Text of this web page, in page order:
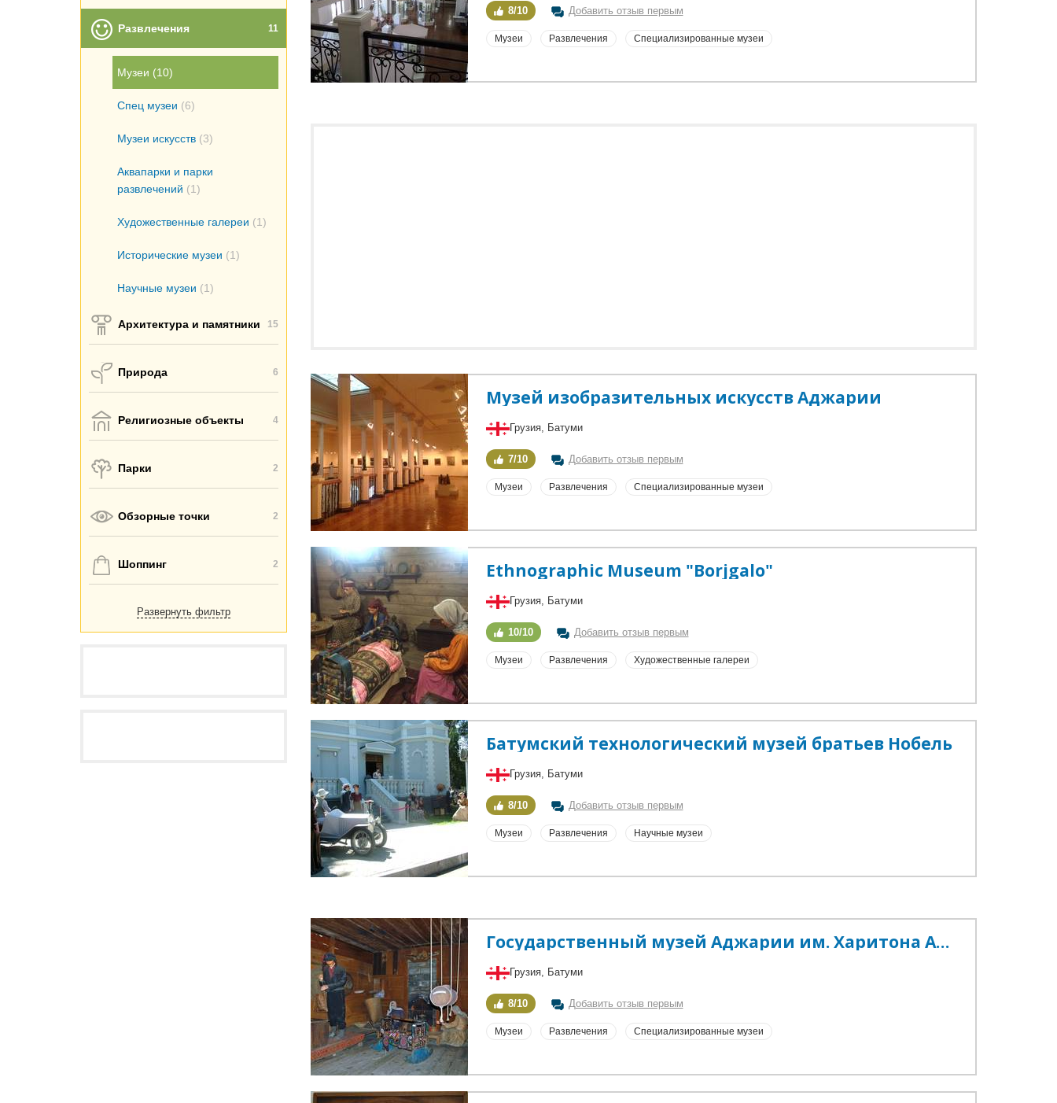
Развлечения 11
Музеи (10)
Спец музеи (6)
Музеи искусств (3)
Аквапарки и парки
развлечений (1)
Художественные галереи (1)
Исторические музеи (1)
Научные музеи (1)
Архитектура и памятники 15
Природа 6
Религиозные объекты 4
Парки 2
Обзорные точки 2
Шоппинг 2
Развернуть фильтр
8/10 Добавить отзыв первым
Музеи Развлечения Специализированные музеи
Музей изобразительных искусств Аджарии
Грузия, Батуми
7/10 Добавить отзыв первым
Музеи Развлечения Специализированные музеи
Ethnographic Museum "Borjgalo"
Грузия, Батуми
10/10 Добавить отзыв первым
Музеи Развлечения Художественные галереи
Батумский технологический музей братьев Нобель
Грузия, Батуми
8/10 Добавить отзыв первым
Музеи Развлечения Научные музеи
Государственный музей Аджарии им. Харитона Ахвледиани
Грузия, Батуми
8/10 Добавить отзыв первым
Музеи Развлечения Специализированные музеи